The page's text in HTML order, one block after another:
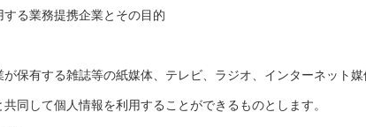
る業務提携企業とその目的
保有する雑誌等の紙媒体、テレビ、ラジオ、インターネット
同して個人情報を利用することができるものとします。